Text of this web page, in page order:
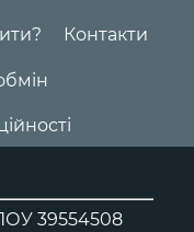
Контакти
39554508